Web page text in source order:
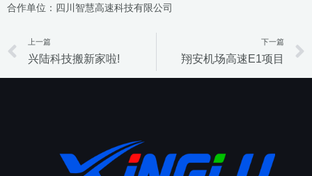
合作单位：四川智慧高速科技有限公司
Prev
上一篇
兴陆科技搬新家啦!
下一篇
翔安机场高速E1项目